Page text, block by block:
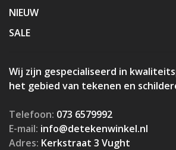
NIEUW
SALE
Wij zijn gespecialiseerd in
het gebied van tekenen en
Telefoon: 073 6579992
E-mail: info@detekenwinkel.nl
Adres: Kerkstraat 3 Vught